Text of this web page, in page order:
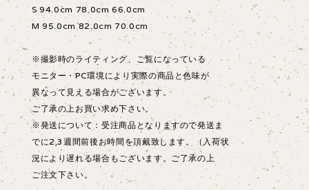
S 94.0cm 78.0cm 66.0cm
M 95.0cm 82.0cm 70.0cm
※撮影時のライティング、ご覧になっている
モニター・PC環境により実際の商品と色味が
異なって見える場合がございます。
ご了承の上お買い求め下さい。
※発送について：受注商品となりますので発送ま
でに2,3週間前後お時間を頂戴致します。（入荷状
況により遅れる場合もございます。ご了承の上
ご注文下さい。